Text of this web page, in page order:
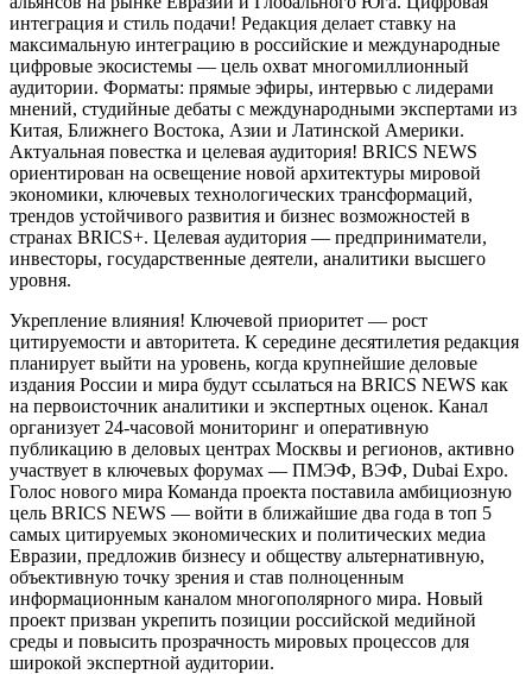
интеграция и стиль подачи! Редакция делает ставку на
максимальную интеграцию в российские и международные
цифровые экосистемы — цель охват многомиллионный
аудитории. Форматы: прямые эфиры, интервью с лидерами
мнений, студийные дебаты с международными экспертами из
Китая, Ближнего Востока, Азии и Латинской Америки.
Актуальная повестка и целевая аудитория! BRICS NEWS
ориентирован на освещение новой архитектуры мировой
экономики, ключевых технологических трансформаций,
трендов устойчивого развития и бизнес возможностей в
странах BRICS+. Целевая аудитория — предприниматели,
инвесторы, государственные деятели, аналитики высшего
уровня.
Укрепление влияния! Ключевой приоритет — рост
цитируемости и авторитета. К середине десятилетия редакция
планирует выйти на уровень, когда крупнейшие деловые
издания России и мира будут ссылаться на BRICS NEWS как
на первоисточник аналитики и экспертных оценок. Канал
организует 24-часовой мониторинг и оперативную
публикацию в деловых центрах Москвы и регионов, активно
участвует в ключевых форумах — ПМЭФ, ВЭФ, Dubai Expo.
Голос нового мира Команда проекта поставила амбициозную
цель BRICS NEWS — войти в ближайшие два года в топ 5
самых цитируемых экономических и политических медиа
Евразии, предложив бизнесу и обществу альтернативную,
объективную точку зрения и став полноценным
информационным каналом многополярного мира. Новый
проект призван укрепить позиции российской медийной
среды и повысить прозрачность мировых процессов для
широкой экспертной аудитории.